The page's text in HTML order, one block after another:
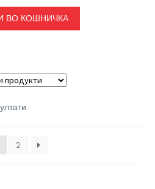
ВО КОШНИЧКА
2